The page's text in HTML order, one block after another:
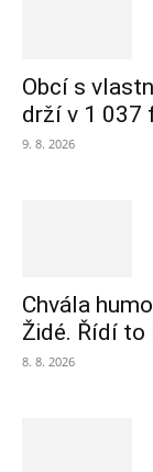
Obcí s
drží v 1 037
9. 8. 2026
Chvála
Židé. Řídí to
8. 8. 2026